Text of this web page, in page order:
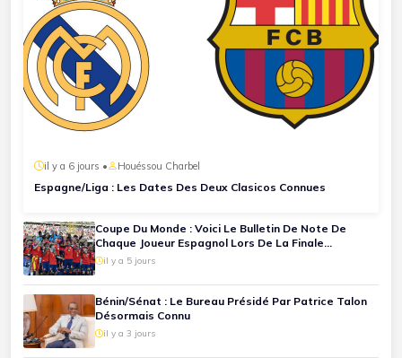
il y a 6 jours • Houéssou Charbel
Espagne/Liga : Les Dates Des Deux Clasicos Connues
Coupe Du Monde : Voici Le Bulletin De Note De
Chaque Joueur Espagnol Lors De La Finale
Espagne-Argentine
il y a 5 jours
Bénin/Sénat : Le Bureau Présidé Par Patrice Talon
Désormais Connu
il y a 3 jours